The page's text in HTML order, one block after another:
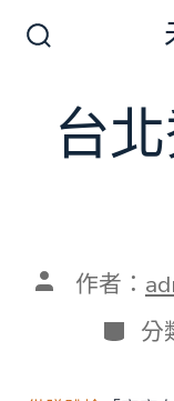
換台
文 作者：
分
類
分